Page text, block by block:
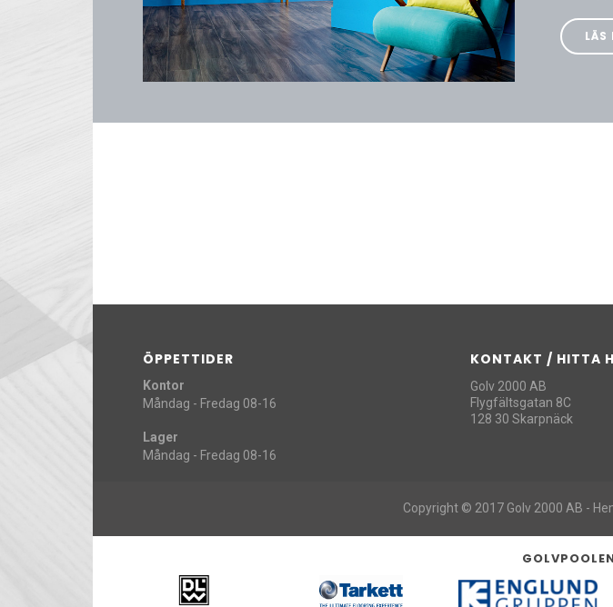
LÄS
ÖPPETTIDER
Kontor
Måndag - Fredag 08-16
Lager
Måndag - Fredag 08-16
KONTAKT / HITTA
Golv 2000 AB
Flygfältsgatan 8C
128 30 Skarpnäck
Copyright © 2017 Golv 2000 AB -